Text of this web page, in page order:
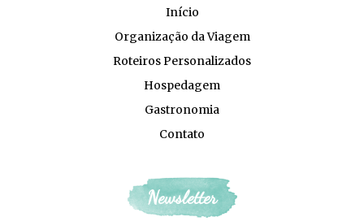
Início
Organização da Viagem
Roteiros Personalizados
Hospedagem
Gastronomia
Contato
Newsletter